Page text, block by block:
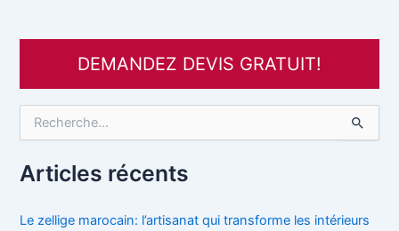
DEMANDEZ DEVIS GRATUIT!
h
e
c
Articles récents
Le zellige marocain: l’artisanat qui transforme les intérieurs